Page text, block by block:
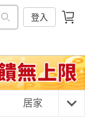
登入
居家 3C